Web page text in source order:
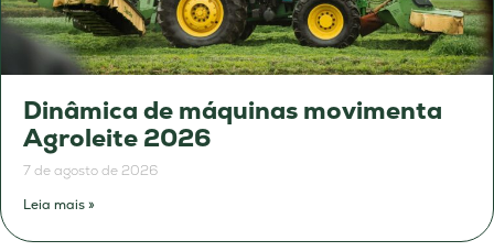
Dinâmica de máquinas movimenta
Agroleite 2026
7 de agosto de 2026
Leia mais »